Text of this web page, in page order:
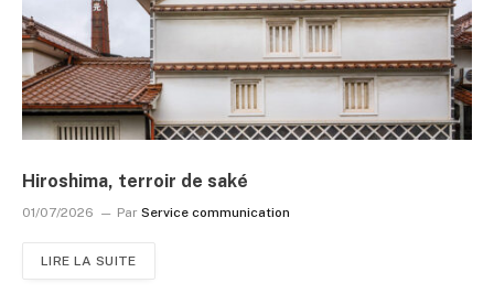
Hiroshima, terroir de saké
01/07/2026 Par Service communication
LIRE LA SUITE